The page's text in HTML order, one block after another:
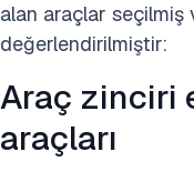
alan araçlar seçilmiş
değerlendirilmiştir:
Araç zinciri
araçları